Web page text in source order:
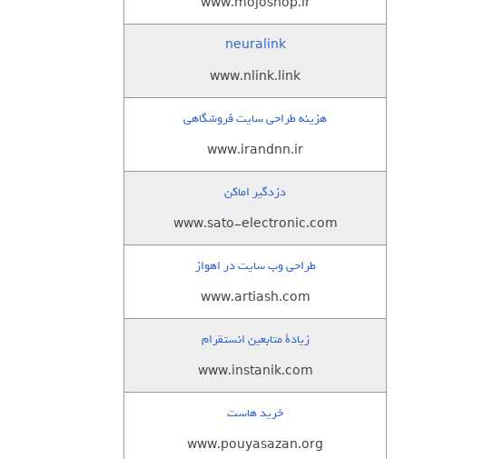
neuralink
www.nlink.link
هزینه طراحی سایت فروشگاهی
www.irandnn.ir
دزدگیر اماکن
www.sato-electronic.com
طراحی وب سایت در اهواز
www.artiash.com
زيادة متابعين انستقرام
www.instanik.com
خرید هاست
www.pouyasazan.org